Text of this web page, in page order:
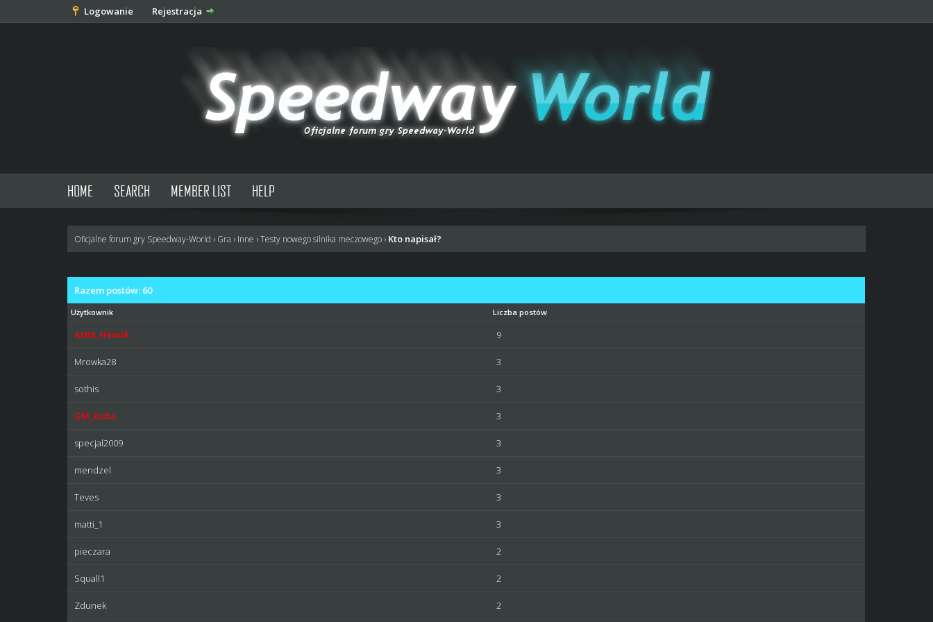
Logowanie Rejestracja
HOME SEARCH MEMBER LIST HELP
Oficjalne forum gry Speedway-World › Gra › Inne ›Testy nowego silnika meczowego › Kto napisał?
Razem postów: 60
Użytkownik Liczba postów
ADM_Henrik 9
Mrowka28 3
sothis 3
GM_Kuba 3
specjal2009 3
mendzel 3
Teves 3
matti_1 3
pieczara 2
Squall1 2
Zdunek 2